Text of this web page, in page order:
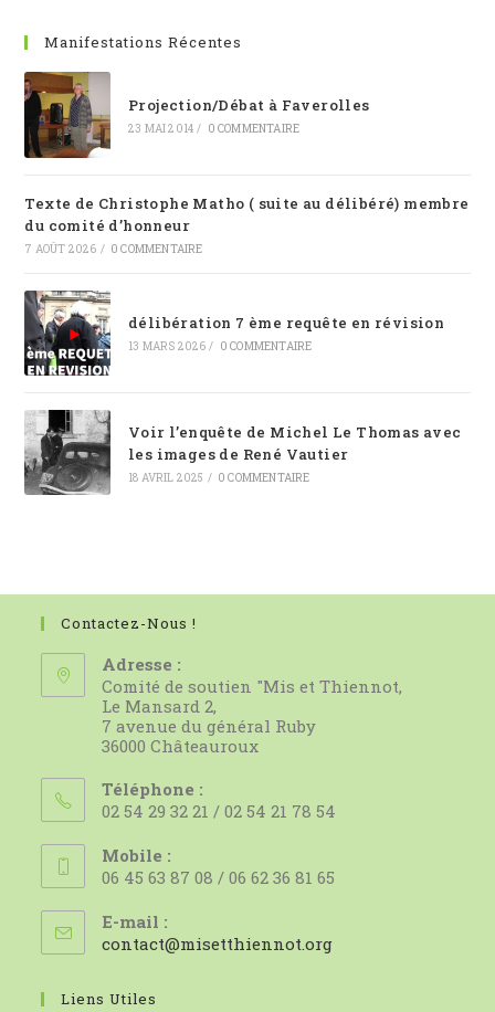
Manifestations Récentes
Projection/Débat à Faverolles
23 MAI 2014 / 0 COMMENTAIRE
Texte de Christophe Matho ( suite au délibéré) membre
du comité d’honneur
7 AOÛT 2026 / 0 COMMENTAIRE
délibération 7 ème requête en révision
13 MARS 2026 / 0 COMMENTAIRE
Voir l’enquête de Michel Le Thomas avec
les images de René Vautier
18 AVRIL 2025 / 0 COMMENTAIRE
Contactez-Nous !
Adresse :
Comité de soutien "Mis et Thiennot,
Le Mansard 2,
7 avenue du général Ruby
36000 Châteauroux
Téléphone :
02 54 29 32 21 / 02 54 21 78 54
Mobile :
06 45 63 87 08 / 06 62 36 81 65
E-mail :
contact@misetthiennot.orgS’ouvre
Liens Utiles